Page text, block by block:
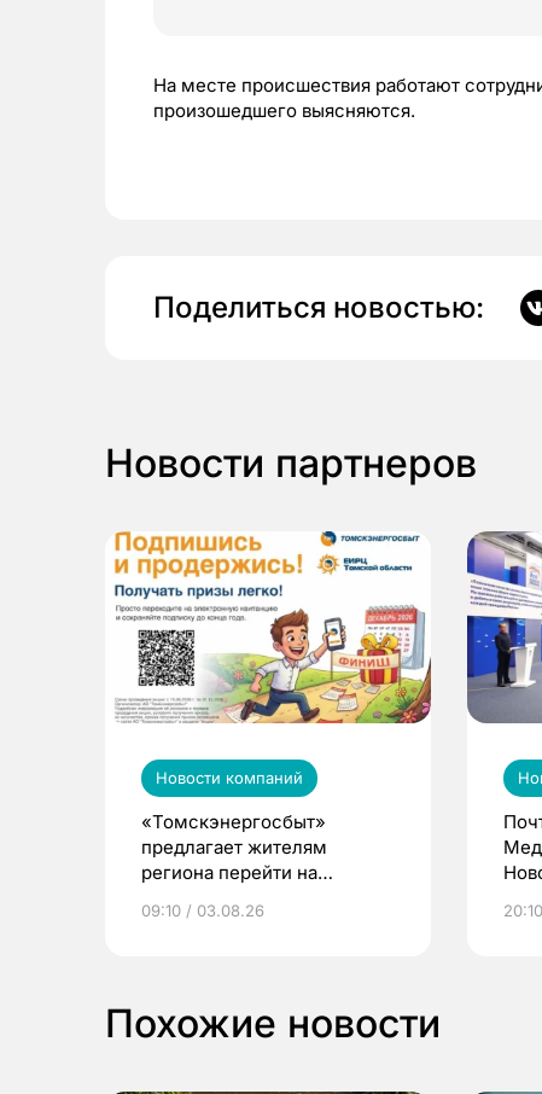
На месте происшествия работают
произошедшего выясняются.
Поделиться новостью:
Новости партнеров
Новости компаний
«Томскэнергосбыт»
предлагает жителям
региона перейти на
выиграть призы
09:10 / 03.08.26
Похожие новости